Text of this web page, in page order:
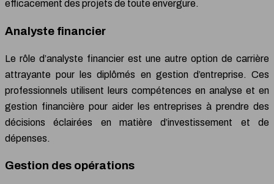
efficacement des projets de toute envergure.
Analyste financier
Le rôle d’analyste financier est une autre option de carrière
attrayante pour les diplômés en gestion d’entreprise. Ces
professionnels utilisent leurs compétences en analyse et en
gestion financière pour aider les entreprises à prendre des
décisions éclairées en matière d’investissement et de
dépenses.
Gestion des opérations